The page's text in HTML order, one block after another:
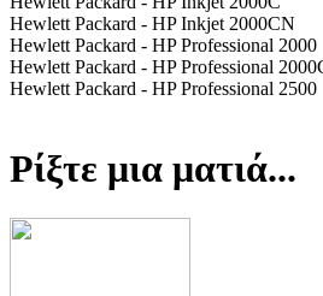
Hewlett Packard - HP Inkjet 2000CN
Hewlett Packard - HP Professional 2000
Hewlett Packard - HP Professional
Hewlett Packard - HP Professional 2500
Ρίξτε μια ματιά...